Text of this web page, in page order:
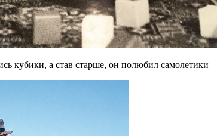
кубики, а став старше, он полюбил самолетики